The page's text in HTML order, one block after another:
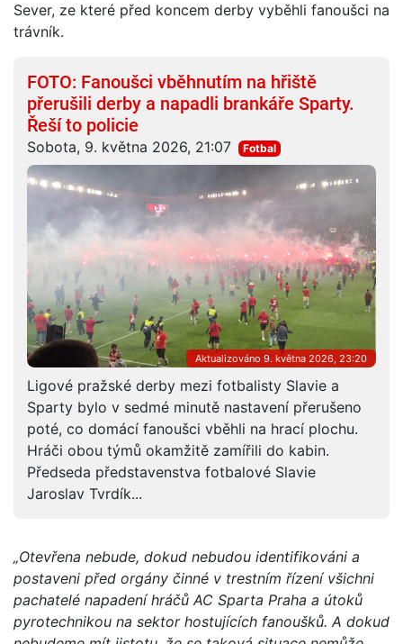
Sever, ze které před koncem derby vyběhli fanoušci na
trávník.
FOTO: Fanoušci vběhnutím na hřiště
přerušili derby a napadli brankáře Sparty.
Řeší to policie
Sobota, 9. května 2026, 21:07 Fotbal
Aktualizováno 9. května 2026, 23:20
Ligové pražské derby mezi fotbalisty Slavie a
Sparty bylo v sedmé minutě nastavení přerušeno
poté, co domácí fanoušci vběhli na hrací plochu.
Hráči obou týmů okamžitě zamířili do kabin.
Předseda představenstva fotbalové Slavie
Jaroslav Tvrdík...
„Otevřena nebude, dokud nebudou identifikováni a
postaveni před orgány činné v trestním řízení všichni
pachatelé napadení hráčů AC Sparta Praha a útoků
pyrotechnikou na sektor hostujících fanoušků. A dokud